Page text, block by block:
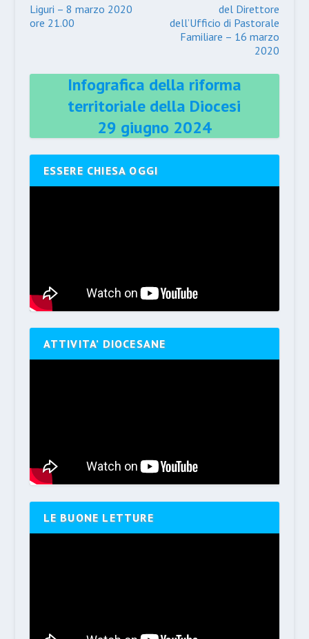
Liguri – 8 marzo 2020
ore 21.00
del Direttore
dell’Ufficio di Pastorale
Familiare – 16 marzo
2020
Infografica della riforma
territoriale della Diocesi
29 giugno 2024
ESSERE CHIESA OGGI
ATTIVITA’ DIOCESANE
LE BUONE LETTURE